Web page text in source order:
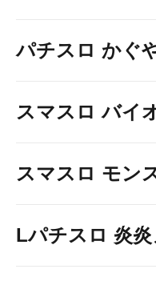
パチスロ かぐ
スマスロ バイ
スマスロ モン
Lパチスロ 炎